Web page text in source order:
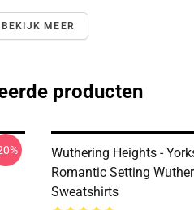
BEKIJK MEER
producten
Wuthering Heights -
Romantic Setting
Sweatshirts